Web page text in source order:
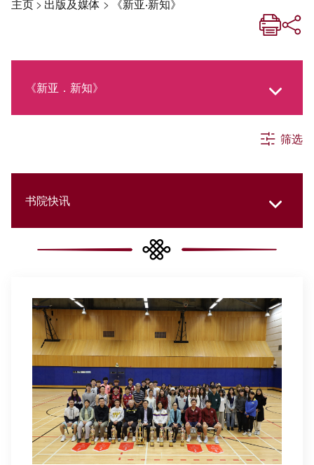
主页> 出版及媒体 > 《新亚‧新知》
《新亚．新知》
社交媒体专栏
《新亚简讯》
《新亚书院概览》
其他书院出版
新亚影集
筛选
书院快讯
所有分类
文化专题
学生发展
教职员参与